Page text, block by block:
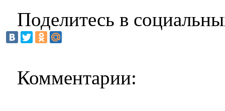
Поделитесь в
Комментарии: